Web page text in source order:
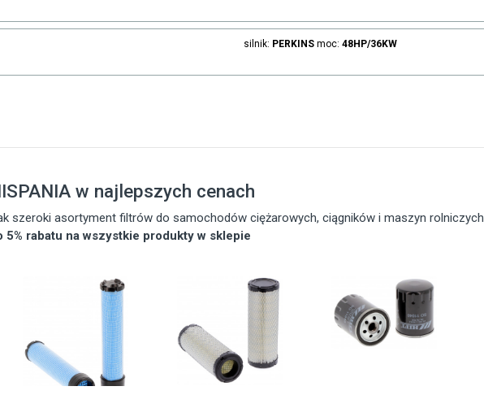
silnik: PERKINS moc:48HP/36KW
w najlepszych cenach
szeroki asortyment filtrów do samochodów ciężarowych, ciągników i maszyn rolniczych
rabatu na wszystkie produkty w sklepie